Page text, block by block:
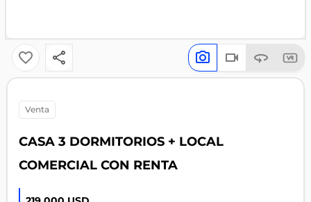
venta
CASA 3 DORMITORIOS + LOCAL
COMERCIAL CON RENTA